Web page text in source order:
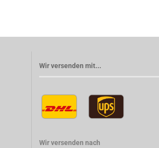
Wir versenden mit...
Wir versenden nach